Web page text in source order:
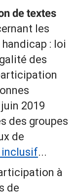
de textes
les
: loi
des
2019
des groupes
de
inclusif...
à
de